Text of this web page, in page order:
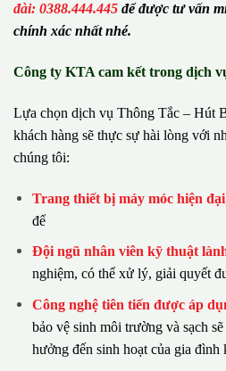
đài: 0388.444.445 để được tư vấn
chính xác nhất nhé.
Công ty KTA cam kết trong dịch
Lựa chọn dịch vụ Thông Tắc – Hút
khách hàng sẽ thực sự hài lòng với
chúng tôi:
Trang thiết bị máy móc hiện đại
để
Đội ngũ nhân viên kỹ thuật
nghiệm, có thể xử lý, giải quyết
Công nghệ tiên tiến được áp
bảo vệ sinh môi trường và sạch
hưởng đến sinh hoạt của gia đình